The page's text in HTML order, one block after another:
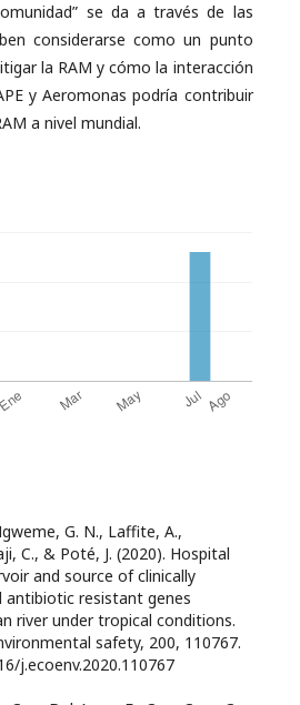
se da a través de las
considerarse como un punto
la RAM y cómo la interacción
y Aeromonas podría contribuir
a nivel mundial.
G. N., Laffite, A.,
C., & Poté, J. (2020). Hospital
and source of clinically
antibiotic resistant genes
river under tropical conditions.
safety, 200, 110767.
j.ecoenv.2020.110767